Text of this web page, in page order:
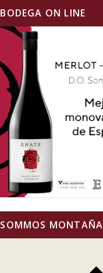
BODEGA ON LINE
SOMMOS MONTAÑA